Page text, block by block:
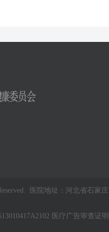
医院地址：河北省石家
医疗广告审查证